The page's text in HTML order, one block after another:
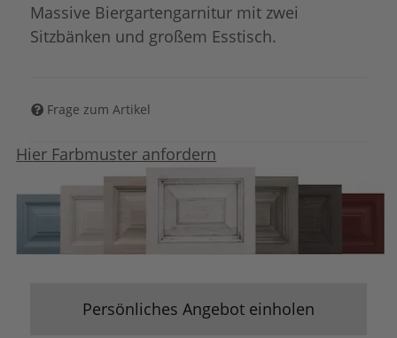
Massive Biergartengarnitur mit zwei
Sitzbänken und großem Esstisch.
Frage zum Artikel
Hier Farbmuster anfordern
Persönliches Angebot einholen